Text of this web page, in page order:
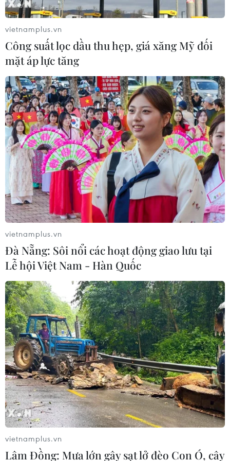
Giá vàng SJC đảo chiều giảm nhẹ, tỷ giá
trung tâm tăng 5 đồng
20/11/2018 04:05
Mở cửa phiên sáng nay, giá vàng SJC trong nước đảo
chiều giảm khoảng 20.000 đồng mỗi lượng tùy từng
doanh nghiệp trong khi giá vàng Rồng Thăng Long
không biến động.
Giá vàng trong nước giảm, tỷ giá ngân
hàng thương mại tăng 20 đồng
21/11/2018 02:55
Mở cửa phiên sáng nay, giá vàng trong nước tiếp tục
giảm khoảng 30.000 đồng mỗi lượng tùy từng doanh
nghiệp, tỷ giá tại các ngân hàng thương mại tăng mạnh
tới 20 đồng.
vietnamplus.vn
Công suất lọc dầu thu hẹp, giá xăng Mỹ đối
mặt áp lực tăng
vietnamplus.vn
Đà Nẵng: Sôi nổi các hoạt động giao lưu tại
Lễ hội Việt Nam - Hàn Quốc
vietnamplus.vn
Lâm Đồng: Mưa lớn gây sạt lở đèo Con Ó, cây